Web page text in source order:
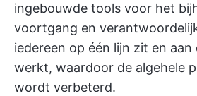
ingebouwde tools voor het
voortgang en
iedereen op één lijn zit en
werkt, waardoor de algehele
wordt verbeterd.